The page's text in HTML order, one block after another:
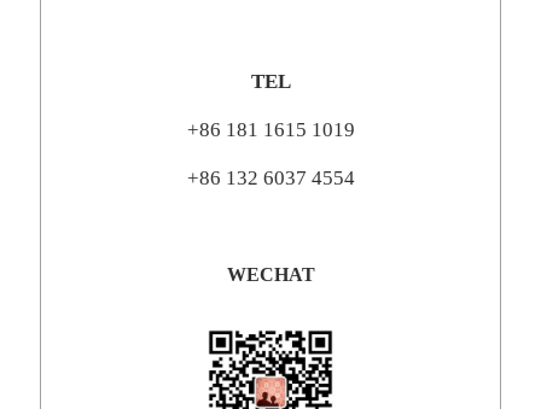
TEL
+86 181 1615 1019
+86 132 6037 4554
WECHAT